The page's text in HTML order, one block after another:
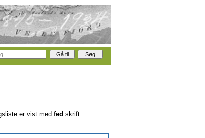
er vist med fed skrift.